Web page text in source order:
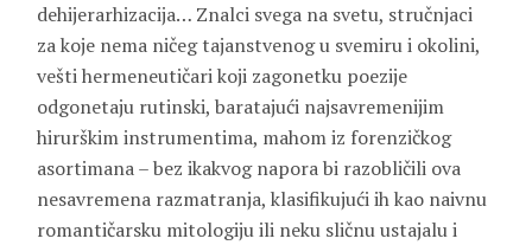
dehijerarhizacija… Znalci svega na svetu, stručnjaci
za koje nema ničeg tajanstvenog u svemiru i okolini,
vešti hermeneutičari koji zagonetku poezije
odgonetaju rutinski, baratajući najsavremenijim
hirurškim instrumentima, mahom iz forenzičkog
asortimana – bez ikakvog napora bi razobličili ova
nesavremena razmatranja, klasifikujući ih kao naivnu
romantičarsku mitologiju ili neku sličnu ustajalu i